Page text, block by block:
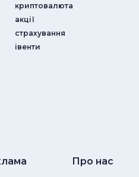
криптовалюта
акції
страхування
iвенти
Про нас